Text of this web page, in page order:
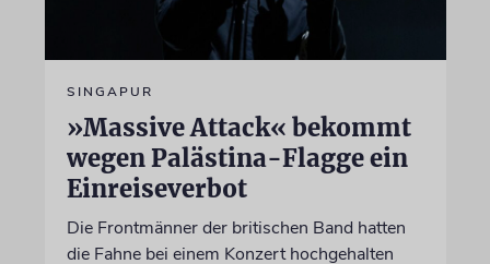
SINGAPUR
»Massive Attack« bekommt
wegen Palästina-Flagge ein
Einreiseverbot
Die Frontmänner der britischen Band hatten
die Fahne bei einem Konzert hochgehalten